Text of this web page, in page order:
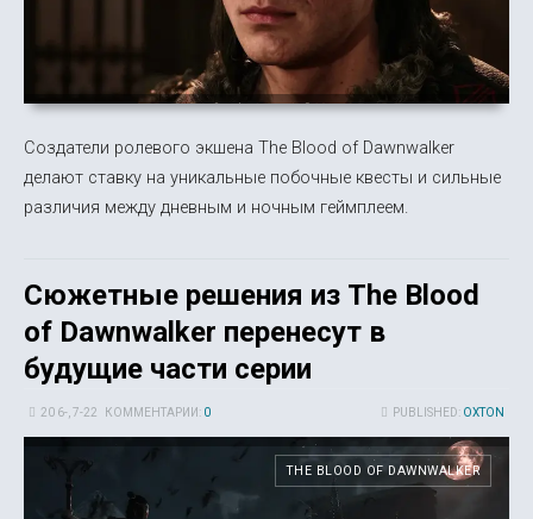
Создатели ролевого экшена The Blood of Dawnwalker
делают ставку на уникальные побочные квесты и сильные
различия между дневным и ночным геймплеем.
Сюжетные решения из The Blood
of Dawnwalker перенесут в
будущие части серии
PUBLISHED: OXTON
20 6-, 7-22 КОММЕНТАРИИ: 0
THE BLOOD OF DAWNWALKER